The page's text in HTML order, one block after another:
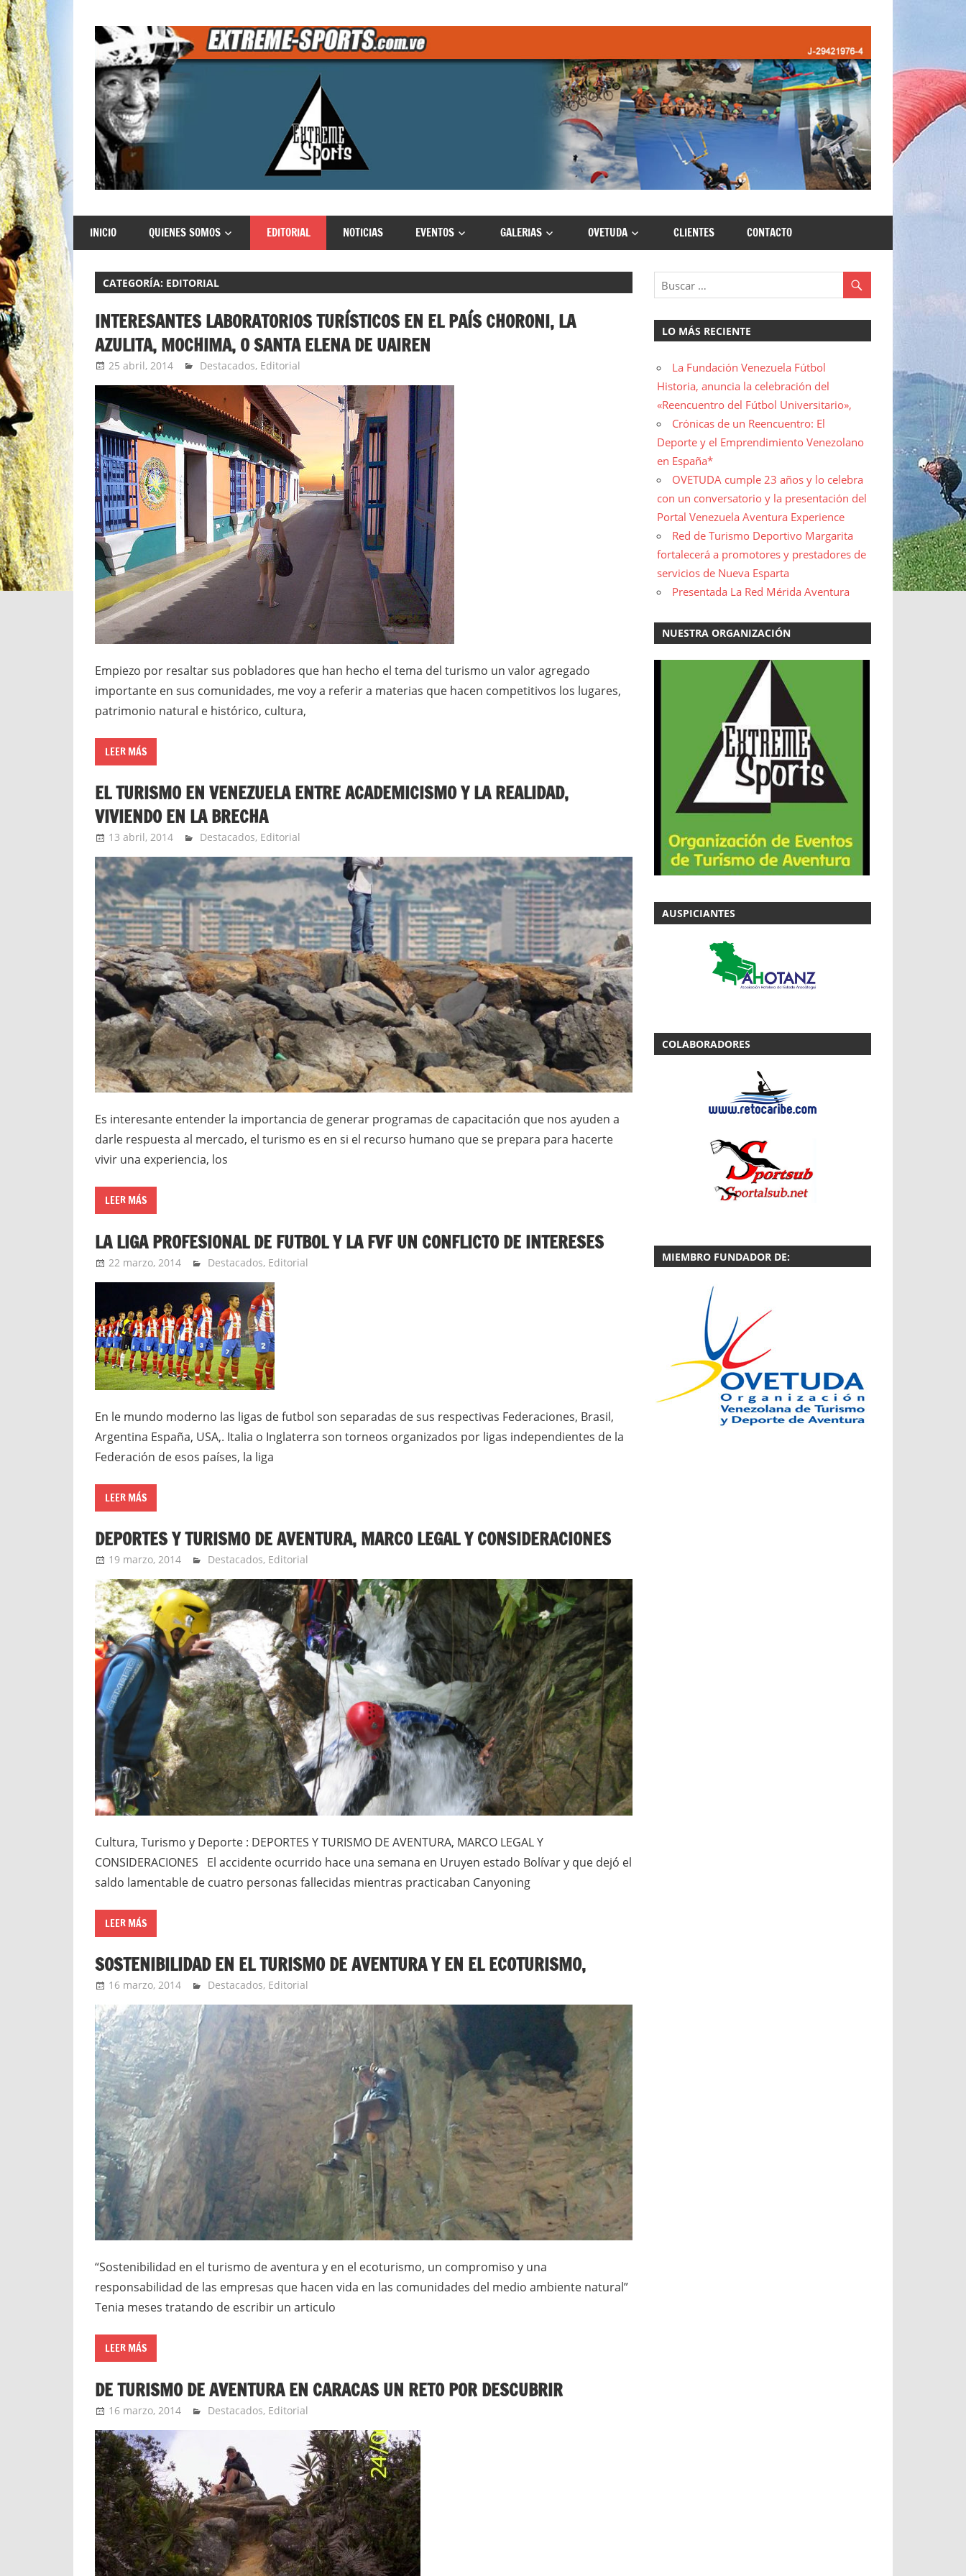
contenido
Extreme
Sports
INICIO QUIENES SOMOS EDITORIAL NOTICIAS EVENTOS GALERIAS OVETUDA CLIENTES CONTACTO
CATEGORÍA: EDITORIAL
INTERESANTES LABORATORIOS TURÍSTICOS EN EL PAÍS CHORONI, LA
AZULITA, MOCHIMA, O SANTA ELENA DE UAIREN
25 abril, 2014 Extreme Sports
Destacados, Editorial
Empiezo por resaltar sus pobladores que han hecho el tema del turismo un valor agregado
importante en sus comunidades, me voy a referir a materias que hacen competitivos los lugares,
patrimonio natural e histórico, cultura,
LEER MÁS
EL TURISMO EN VENEZUELA ENTRE ACADEMICISMO Y LA REALIDAD,
VIVIENDO EN LA BRECHA
13 abril, 2014 Extreme Sports
Destacados, Editorial
Es interesante entender la importancia de generar programas de capacitación que nos ayuden a
darle respuesta al mercado, el turismo es en si el recurso humano que se prepara para hacerte
vivir una experiencia, los
LEER MÁS
LA LIGA PROFESIONAL DE FUTBOL Y LA FVF UN CONFLICTO DE INTERESES
22 marzo, 2014 Extreme Sports
Destacados, Editorial
En le mundo moderno las ligas de futbol son separadas de sus respectivas Federaciones, Brasil,
Argentina España, USA,. Italia o Inglaterra son torneos organizados por ligas independientes de la
Federación de esos países, la liga
LEER MÁS
DEPORTES Y TURISMO DE AVENTURA, MARCO LEGAL Y CONSIDERACIONES
19 marzo, 2014 Extreme Sports
Destacados, Editorial
Cultura, Turismo y Deporte : DEPORTES Y TURISMO DE AVENTURA, MARCO LEGAL Y
CONSIDERACIONES El accidente ocurrido hace una semana en Uruyen estado Bolívar y que dejó el
saldo lamentable de cuatro personas fallecidas mientras practicaban Canyoning
LEER MÁS
SOSTENIBILIDAD EN EL TURISMO DE AVENTURA Y EN EL ECOTURISMO,
16 marzo, 2014 Extreme Sports
Destacados, Editorial
“Sostenibilidad en el turismo de aventura y en el ecoturismo, un compromiso y una
responsabilidad de las empresas que hacen vida en las comunidades del medio ambiente natural”
Tenia meses tratando de escribir un articulo
LEER MÁS
DE TURISMO DE AVENTURA EN CARACAS UN RETO POR DESCUBRIR
16 marzo, 2014 Extreme Sports
Destacados, Editorial
LO MÁS RECIENTE
La Fundación Venezuela Fútbol
Historia, anuncia la celebración del
«Reencuentro del Fútbol Universitario»,
Crónicas de un Reencuentro: El
Deporte y el Emprendimiento Venezolano
en España*
OVETUDA cumple 23 años y lo celebra
con un conversatorio y la presentación del
Portal Venezuela Aventura Experience
Red de Turismo Deportivo Margarita
fortalecerá a promotores y prestadores de
servicios de Nueva Esparta
Presentada La Red Mérida Aventura
NUESTRA ORGANIZACIÓN
AUSPICIANTES
COLABORADORES
MIEMBRO FUNDADOR DE: